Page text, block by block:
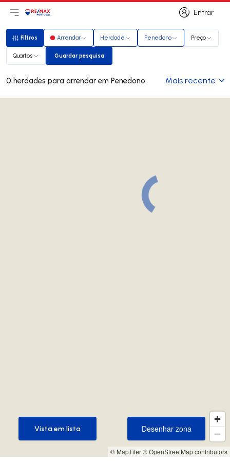
Entrar
Entrar
Abri menu principal
LogoIr para página inicial
Filtros
Filtros Arrendar Herdade Penedono Preço
Quartos Guardar pesquisa
Guardar pesquisa
0 herdades para arrendar em Penedono Mais recente
© MapTiler© OpenStreetMap contributors
Desenhar zona
Desenhar zona
Vista em lista
Vista em lista